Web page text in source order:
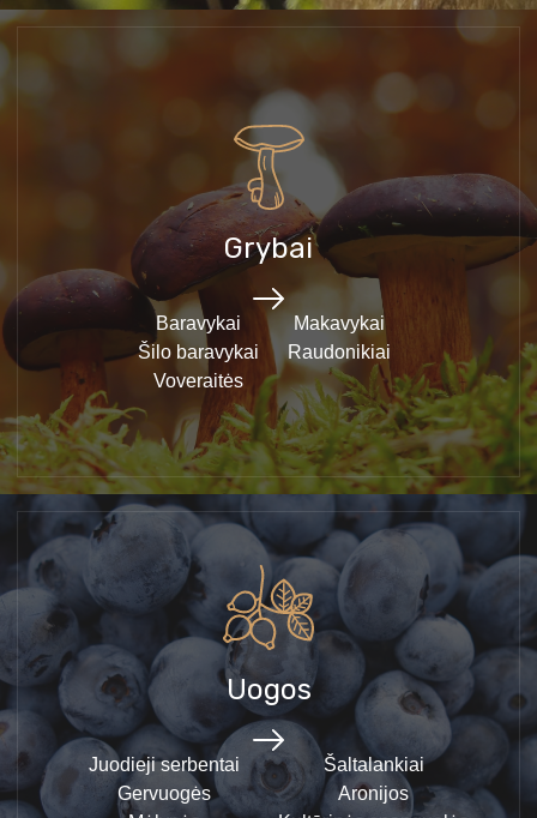
Grybai
Baravykai
Šilo baravykai
Voveraitės
Makavykai
Raudonikiai
Uogos
Juodieji serbentai
Gervuogės
Šaltalankiai
Aronijos